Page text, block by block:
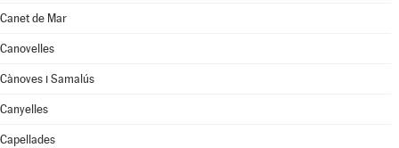
Canet de Mar
Canovelles
Cànoves i Samalús
Canyelles
Capellades